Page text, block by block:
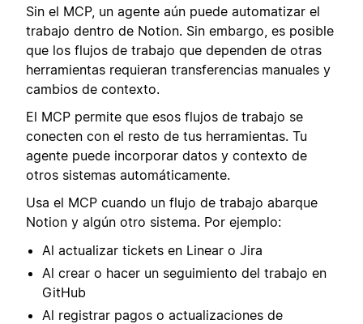
Sin el MCP, un agente aún puede automatizar el
trabajo dentro de Notion. Sin embargo, es posible
que los flujos de trabajo que dependen de otras
herramientas requieran transferencias manuales y
cambios de contexto.
El MCP permite que esos flujos de trabajo se
conecten con el resto de tus herramientas. Tu
agente puede incorporar datos y contexto de
otros sistemas automáticamente.
Usa el MCP cuando un flujo de trabajo abarque
Notion y algún otro sistema. Por ejemplo:
Al actualizar tickets en Linear o Jira
Al crear o hacer un seguimiento del trabajo en
GitHub
Al registrar pagos o actualizaciones de